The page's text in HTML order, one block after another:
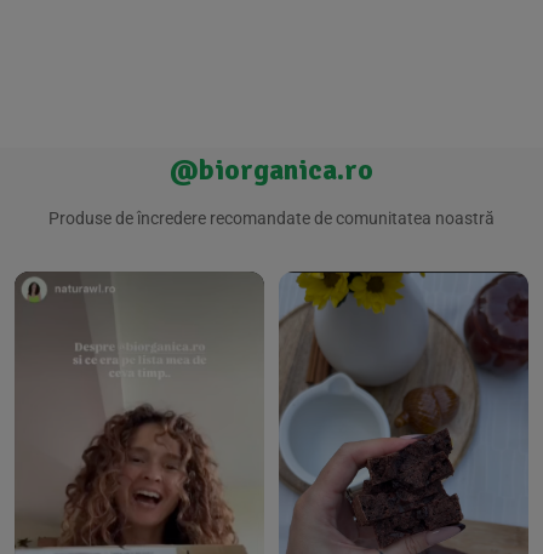
@biorganica.ro
Produse de încredere recomandate de comunitatea noastră